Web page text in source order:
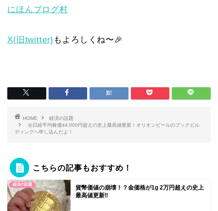
にほんブログ村
X(旧twitter) もよろしくね〜🎉
HOME
経済の話題
㊗️日経平均株価44,000円超えの史上最高値更新！オリオンビールのブックビル
ディングへ申し込んだよ！
こちらの記事もおすすめ！
経済の話題
貨幣価値の崩壊！？金価格が1g 2万円超えの史上
最高値更新‼️